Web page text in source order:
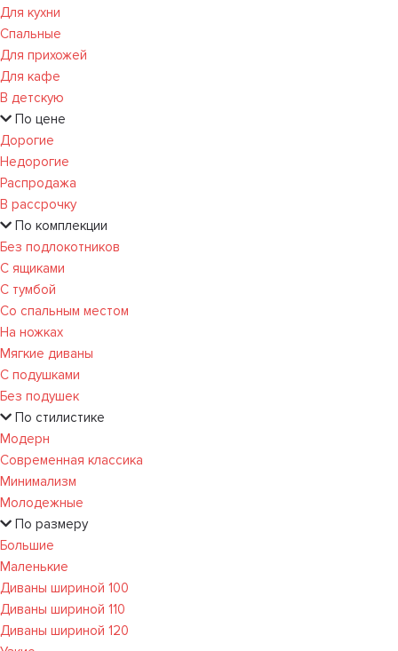
Для кухни
Спальные
Для прихожей
Для кафе
В детскую
По цене
Дорогие
Недорогие
Распродажа
В рассрочку
По комплекции
Без подлокотников
С ящиками
С тумбой
Со спальным местом
На ножках
Мягкие диваны
С подушками
Без подушек
По стилистике
Модерн
Современная классика
Минимализм
Молодежные
По размеру
Большие
Маленькие
Диваны шириной 100
Диваны шириной 110
Диваны шириной 120